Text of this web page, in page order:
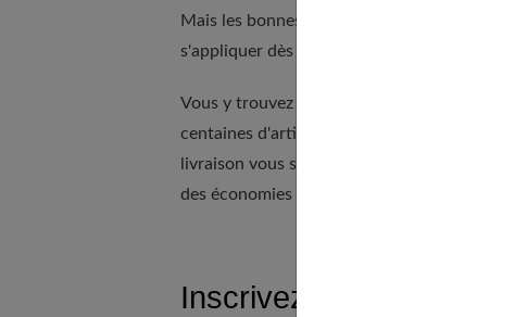
Mais les bonnes affaires ne se réduisent pas
s'appliquer dès le second article acheté. De
Vous y trouvez parfois
centaines d'articles. Mais vous n'avez pas
livraison vous soient offerts, parfois même
des économies supplémentaires !
Inscrivez-vous à la